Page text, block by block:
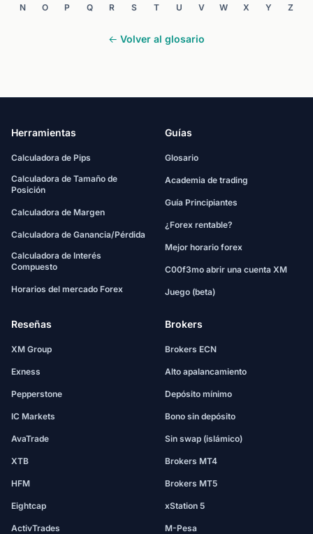
N O P Q R S T U V W X Y Z
← Volver al glosario
Herramientas
Calculadora de Pips
Calculadora de Tamaño de
Posición
Calculadora de Margen
Calculadora de Ganancia/Pérdida
Calculadora de Interés
Compuesto
Horarios del mercado Forex
Guías
Glosario
Academia de trading
Guía Principiantes
¿Forex rentable?
Mejor horario forex
C00f3mo abrir una cuenta XM
Juego (beta)
Reseñas
XM Group
Exness
Pepperstone
IC Markets
AvaTrade
XTB
HFM
Eightcap
ActivTrades
Brokers
Brokers ECN
Alto apalancamiento
Depósito mínimo
Bono sin depósito
Sin swap (islámico)
Brokers MT4
Brokers MT5
xStation 5
M-Pesa